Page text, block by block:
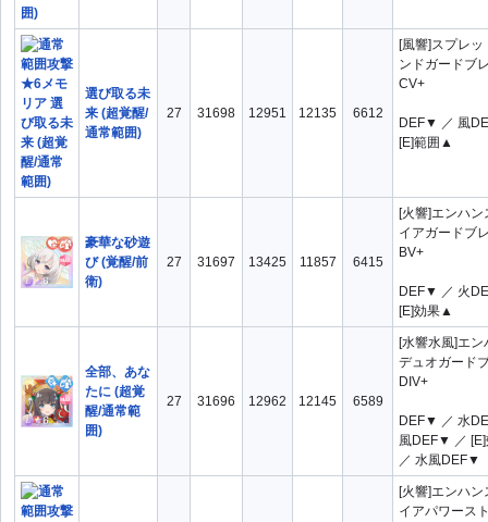
選び取る未
来 (超覚醒/
通常範囲)
27 31698 12951 12135 6612
[風響]スプレッ
ンドガードブ
CV+
DEF▼ ／ 風
[E]範囲▲
豪華な砂遊
び (覚醒/前
衛)
27 31697 13425 11857 6415
[火響]エンハン
イアガードブ
BV+
DEF▼ ／ 火
[E]効果▲
全部、あな
たに (超覚
醒/通常範
囲)
27 31696 12962 12145 6589
[水響水風]エン
デュオガード
DIV+
DEF▼ ／ 水
風DEF▼ ／
／ 水風DEF▼
[火響]エンハン
イアパワース